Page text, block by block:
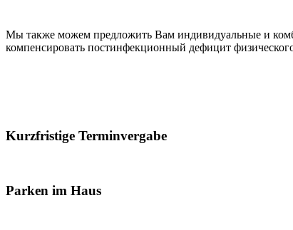
Мы также можем предложить Вам индивидуальные и
компенсировать постинфекционный дефицит
Kurzfristige Terminvergabe
Parken im Haus